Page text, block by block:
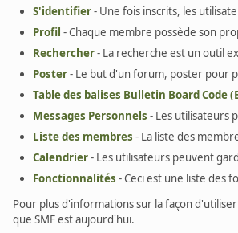
S'identifier- Une fois inscrits, les
Profil - Chaque membre possède son
Rechercher- La recherche est un outil
Poster- Le but d'un forum, poster pour
Table des balises Bulletin Board Code
Messages Personnels - Les utilisateurs
Liste des membres - La liste des
Calendrier- Les utilisateurs peuvent
Fonctionnalités - Ceci est une liste des
Pour plus d'informations sur la façon
que SMF est aujourd'hui.